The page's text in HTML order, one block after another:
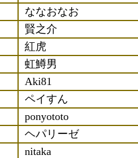
ななおなお
賢之介
紅虎
虹鱒男
Aki81
ペイすん
ponyototo
ヘパリーゼ
nitaka